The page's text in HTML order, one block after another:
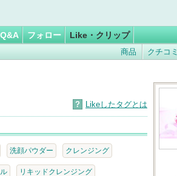
Q&A フォロー Like・クリップ
商品 クチコミ
? Likeしたタグとは
洗顔パウダー クレンジング
リキッドクレンジング